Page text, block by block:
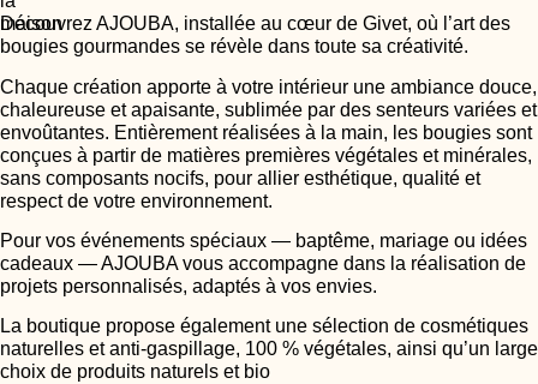
maison
Découvrez AJOUBA, installée au cœur de Givet, où l’art des
bougies gourmandes se révèle dans toute sa créativité.
Chaque création apporte à votre intérieur une ambiance douce,
chaleureuse et apaisante, sublimée par des senteurs variées et
envoûtantes. Entièrement réalisées à la main, les bougies sont
conçues à partir de matières premières végétales et minérales,
sans composants nocifs, pour allier esthétique, qualité et
respect de votre environnement.
Pour vos événements spéciaux — baptême, mariage ou idées
cadeaux — AJOUBA vous accompagne dans la réalisation de
projets personnalisés, adaptés à vos envies.
La boutique propose également une sélection de cosmétiques
naturelles et anti-gaspillage, 100 % végétales, ainsi qu’un large
choix de produits naturels et bio